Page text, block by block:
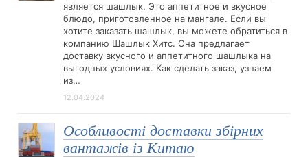
является шашлык. Это аппетитное и вкусное
блюдо, приготовленное на мангале. Если вы
хотите заказать шашлык, вы можете обратиться в
компанию Шашлык Хитс. Она предлагает
доставку вкусного и аппетитного шашлыка на
выгодных условиях. Как сделать заказ, узнаем
из…
12.04.2024
Особливості доставки збірних
вантажів із Китаю